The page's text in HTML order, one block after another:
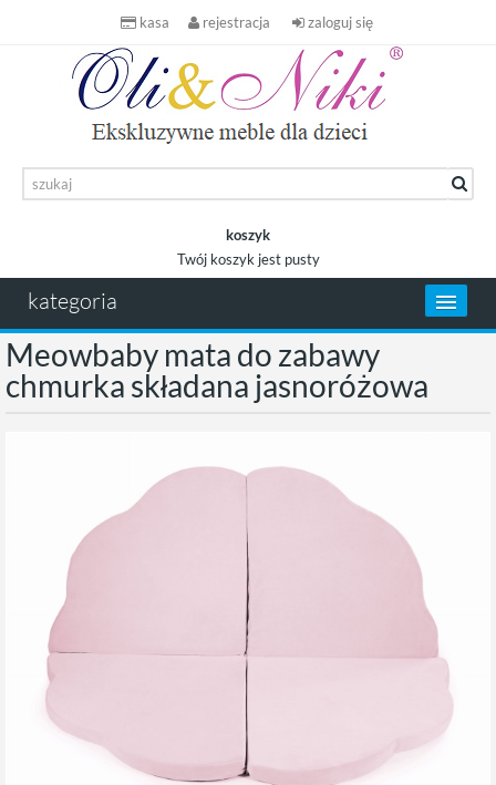
kasa rejestracja zaloguj się
koszyk
Twój koszyk jest pusty
kategoria
Meowbaby mata do zabawy
chmurka składana jasnoróżowa